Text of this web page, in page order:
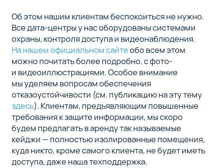
Об этом нашим клиентам беспокоиться не нужно.
Все дата-центры у нас оборудованы системами
охраны, контроля доступа и видеонаблюдения.
На нашем официальном сайтеобо всем этом
можно почитать более подробно, с фото-
и видеоиллюстрациями. Особое внимание
мы уделяем вопросам обеспечения
отказоустойчивости (см. публикацию на эту тему
здесь). Клиентам, предъявляющим повышенные
требования к защите информации, мы скоро
будем предлагать в аренду так называемые
кейджи — полностью изолированные помещения,
куда никто, кроме самого клиента, не будет иметь
доступа, даже наша техподдержка.